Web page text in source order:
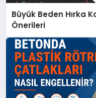
Büyük Beden Hırka
Önerileri